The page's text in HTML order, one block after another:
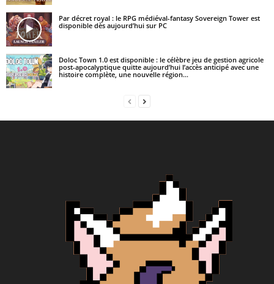
Par décret royal : le RPG médiéval-fantasy Sovereign Tower est
disponible dès aujourd’hui sur PC
Doloc Town 1.0 est disponible : le célèbre jeu de gestion agricole
post-apocalyptique quitte aujourd’hui l’accès anticipé avec une
histoire complète, une nouvelle région...